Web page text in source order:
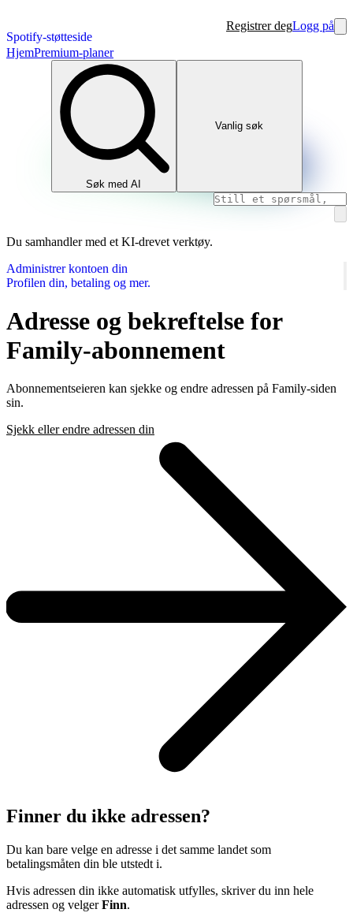
Spotify-støtteside
Registrer degLogg på
HjemPremium-planer
Søk med AI
Vanlig søk
Du samhandler med et KI-drevet verktøy.
Administrer kontoen din
Profilen din, betaling og mer.
Adresse og bekreftelse for
Family‑abonnement
Abonnementseieren kan sjekke og endre adressen på Family‑siden
sin.
Sjekk eller endre adressen din
Finner du ikke adressen?
Du kan bare velge en adresse i det samme landet som
betalingsmåten din ble utstedt i.
Hvis adressen din ikke automatisk utfylles, skriver du inn hele
adressen og velgerFinn.